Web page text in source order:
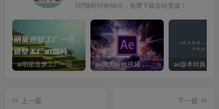
VIP限时特价66元，免费下载全站资源！
ai明星造梦工厂一区，明星造梦工厂ai图片 ae真人特效视频，大学生第一次做ppt怎么做
上一篇
下一篇